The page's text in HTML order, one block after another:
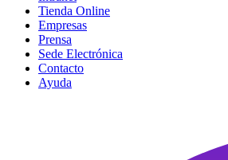
Tienda Online
Empresas
Prensa
Sede Electrónica
Contacto
Ayuda